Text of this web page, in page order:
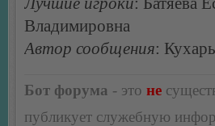
Владимировна
Автор сообщения:
Бот форума - это не
публикует служебную